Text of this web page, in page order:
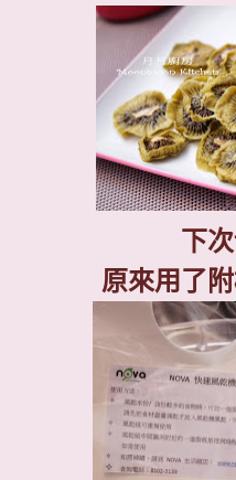
下
原來用了